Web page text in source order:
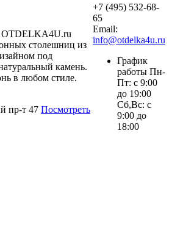
OTDELKA4U.ru
столешниц из
под
камень.
в любом стиле.
пр-т 47 Посмотреть
+7 (495) 532-68-
65
Email:
info@otdelka4u.ru
График
работы Пн-
Пт: с 9:00
до 19:00
Сб,Вс: с
9:00 до
18:00